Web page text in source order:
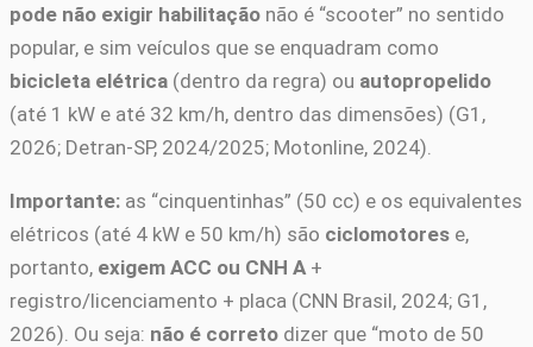
pode não exigir habilitação não é “scooter” no sentido
popular, e sim veículos que se enquadram como
bicicleta elétrica (dentro da regra) ou autopropelido
(até 1 kW e até 32 km/h, dentro das dimensões) (G1,
2026; Detran-SP, 2024/2025; Motonline, 2024).
Importante: as “cinquentinhas” (50 cc) e os equivalentes
elétricos (até 4 kW e 50 km/h) são ciclomotores e,
portanto, exigem ACC ou CNH A +
registro/licenciamento + placa (CNN Brasil, 2024; G1,
2026). Ou seja: não é correto dizer que “moto de 50